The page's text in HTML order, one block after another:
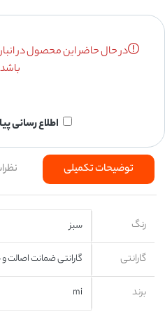
در حال حاضر این محصول در
اطلاع رسانی
توضیحات تکمیلی
رنگ سبز
گارانتی گارانتی ضمانت اصالت
برند mi